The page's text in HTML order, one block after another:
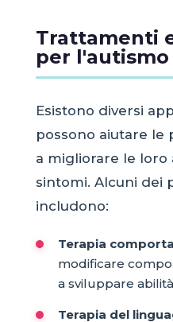
Trattamenti
per l'autismo
Esistono diversi
possono aiutare le
a migliorare le loro
sintomi. Alcuni dei
includono:
Terapia
modificare
a sviluppare
Terapia del